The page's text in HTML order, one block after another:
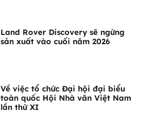
Land Rover Discovery sẽ ngừng
sản xuất vào cuối năm 2026
Về việc tổ chức Đại hội đại biểu
toàn quốc Hội Nhà văn Việt Nam
lần thứ XI